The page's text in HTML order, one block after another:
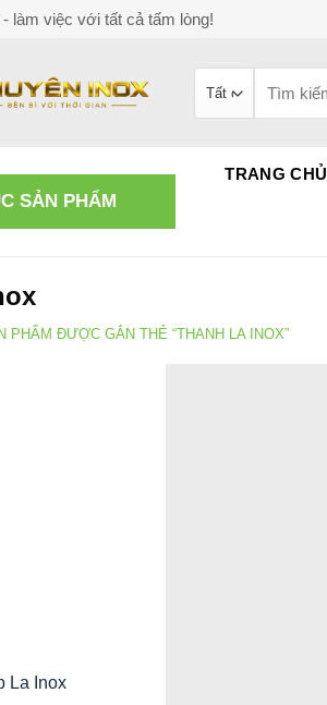
làm việc với tất cả tấm lòng!
kiếm:
SẢN PHẨM
TRANG CHỦ
PHẨM ĐƯỢC GẮN THẺ “THANH LA INOX”
La Inox